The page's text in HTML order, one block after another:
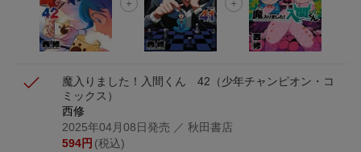
魔入りました！入間くん 42 （少年チャンピオン・コ
ミックス）
西修
2025年04月08日発売 ／ 秋田書店
594円 (税込)